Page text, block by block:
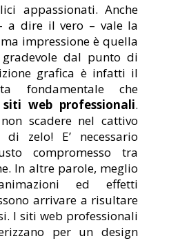
appassionati. Anche
a dire il vero – vale la
impressione è quella
dal punto di
grafica è infatti il
fondamentale che
siti web professionali.
scadere nel cattivo
zelo! E’ necessario
compromesso tra
In altre parole, meglio
ed effetti
arrivare a risultare
I siti web professionali
per un design